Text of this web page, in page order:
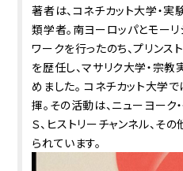
著者は、コネチカット大学・
類学者。南ヨーロッパとモー
ワークを行ったのち、プリンス
を歴任し、マサリク大学・宗
めました。 コネチカット大学
揮。その活動は、ニューヨーク
Ｓ、ヒストリーチャンネル、そ
られています。